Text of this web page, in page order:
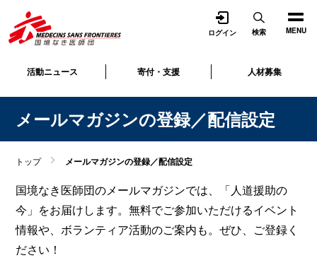
MENU
活動ニュース 寄付・支援 人材募集
ログイン 検索
トップ メールマガジンの登録／配信設定
メールマガジンの登録／配信設定
国境なき医師団のメールマガジンでは、「人道援助の
今」をお届けします。無料でご参加いただけるイベント
情報や、ボランティア活動のご案内も。ぜひ、ご登録く
ださい！